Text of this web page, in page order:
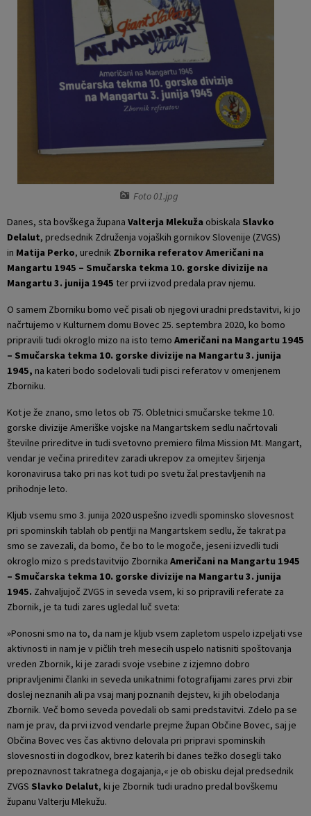
Foto 01.jpg
Danes, sta bovškega župana Valterja Mlekuža obiskala Slavko
Delalut, predsednik Združenja vojaških gornikov Slovenije (ZVGS)
in Matija Perko, urednik Zbornika referatov Američani na
Mangartu 1945 – Smučarska tekma 10. gorske divizije na
Mangartu 3. junija 1945 ter prvi izvod predala prav njemu.
O samem Zborniku bomo več pisali ob njegovi uradni predstavitvi, ki jo
načrtujemo v Kulturnem domu Bovec 25. septembra 2020, ko bomo
pripravili tudi okroglo mizo na isto temo Američani na Mangartu 1945
– Smučarska tekma 10. gorske divizije na Mangartu 3. junija
1945, na kateri bodo sodelovali tudi pisci referatov v omenjenem
Zborniku.
Kot je že znano, smo letos ob 75. Obletnici smučarske tekme 10.
gorske divizije Ameriške vojske na Mangartskem sedlu načrtovali
številne prireditve in tudi svetovno premiero filma Mission Mt. Mangart,
vendar je večina prireditev zaradi ukrepov za omejitev širjenja
koronavirusa tako pri nas kot tudi po svetu žal prestavljenih na
prihodnje leto.
Kljub vsemu smo 3. junija 2020 uspešno izvedli spominsko slovesnost
pri spominskih tablah ob pentlji na Mangartskem sedlu, že takrat pa
smo se zavezali, da bomo, če bo to le mogoče, jeseni izvedli tudi
okroglo mizo s predstavitvijo Zbornika Američani na Mangartu 1945
– Smučarska tekma 10. gorske divizije na Mangartu 3. junija
1945. Zahvaljujoč ZVGS in seveda vsem, ki so pripravili referate za
Zbornik, je ta tudi zares ugledal luč sveta:
»Ponosni smo na to, da nam je kljub vsem zapletom uspelo izpeljati vse
aktivnosti in nam je v pičlih treh mesecih uspelo natisniti spoštovanja
vreden Zbornik, ki je zaradi svoje vsebine z izjemno dobro
pripravljenimi članki in seveda unikatnimi fotografijami zares prvi zbir
doslej neznanih ali pa vsaj manj poznanih dejstev, ki jih obelodanja
Zbornik. Več bomo seveda povedali ob sami predstavitvi. Zdelo pa se
nam je prav, da prvi izvod vendarle prejme župan Občine Bovec, saj je
Občina Bovec ves čas aktivno delovala pri pripravi spominskih
slovesnosti in dogodkov, brez katerih bi danes težko dosegli tako
prepoznavnost takratnega dogajanja,« je ob obisku dejal predsednik
ZVGS Slavko Delalut, ki je Zbornik tudi uradno predal bovškemu
županu Valterju Mlekužu.
Krajevne skupnosti
Pobratene občine
Varstvo osebnih podatkov
Strateški dokumenti
Katalog informacij javnega značaja
Projekti in investicije
Prostorski akti občine
Predpisi in odloki
Proračun občine
Gosp. javne službe
Osmrtnice iz regije